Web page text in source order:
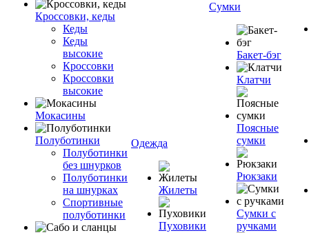
Кроссовки, кеды
Кеды
Кеды
высокие
Кроссовки
Кроссовки
высокие
Мокасины
Полуботинки
Полуботинки
без шнурков
Полуботинки
на шнурках
Спортивные
полуботинки
Одежда
Жилеты
Пуховики
Сумки
Бакет-бэг
Клатчи
Поясные
сумки
Рюкзаки
Сумки с
ручками